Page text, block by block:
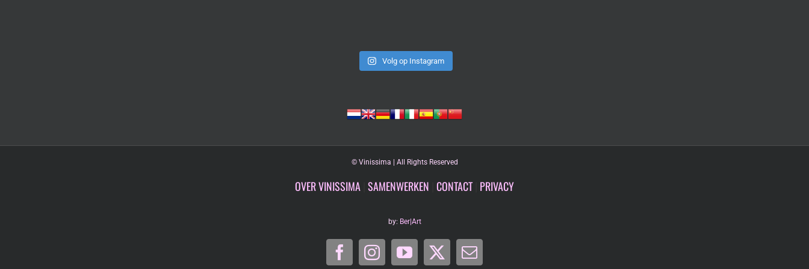
Volg op Instagram
© Vinissima | All Rights Reserved
OVER VINISSIMA SAMENWERKEN CONTACT| PRIVACY
by: Ber|Art
FacebookInstagram
YouTube
X
E-